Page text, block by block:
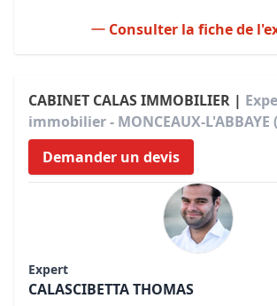
Consulter la fiche de
CABINET CALAS IMMOBILIER |
immobilier - MONCEAUX-L'ABBAYE
Demander un devis
Expert
CALASCIBETTA THOMAS